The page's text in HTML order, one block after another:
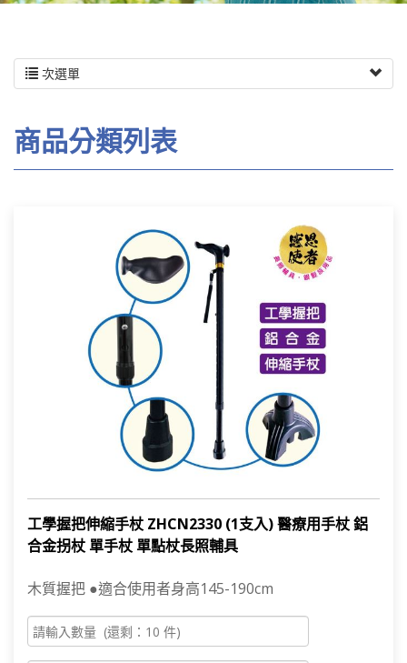
次選單
商品分類列表
工學握把伸縮手杖 ZHCN2330 (1支入) 醫療用手杖 鋁
合金拐杖 單手杖 單點杖長照輔具
木質握把 ●適合使用者身高145-190cm